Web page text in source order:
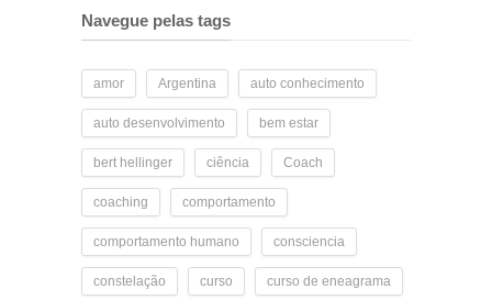
Navegue pelas tags
amor Argentina auto conhecimento
auto desenvolvimento bem estar
bert hellinger ciência Coach
coaching comportamento
comportamento humano consciencia
constelação curso curso de eneagrama